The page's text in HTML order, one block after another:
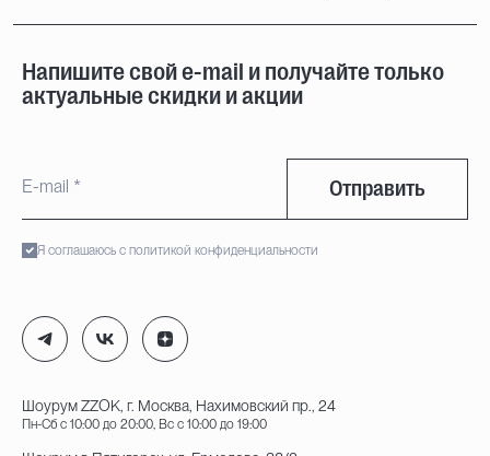
Напишите свой e-mail и получайте только
актуальные скидки и акции
Отправить
Я соглашаюсь с политикой конфиденциальности
Шоурум ZZOK, г. Москва, Нахимовский пр., 24
Пн-Сб с 10:00 до 20:00, Вс с 10:00 до 19:00